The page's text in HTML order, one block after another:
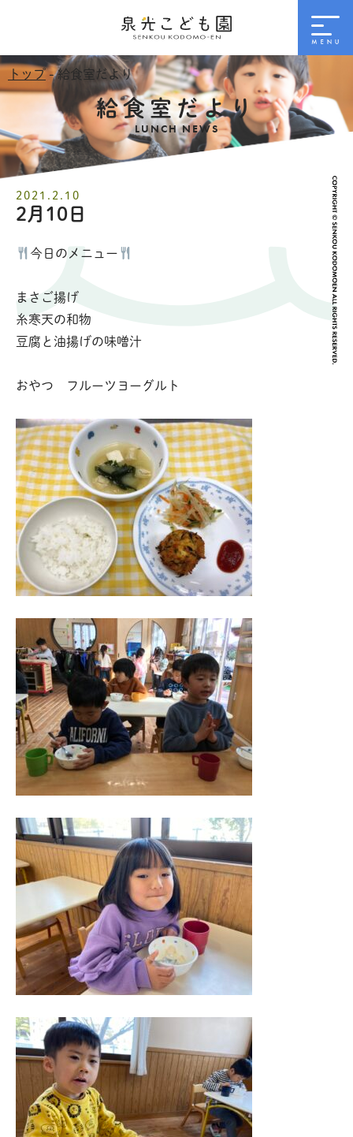
トップ- 給食室だより
給食室だより
LUNCH NEWS
2021.2.10
2月10日
今日のメニュー
まさご揚げ
糸寒天の和物
豆腐と油揚げの味噌汁
おやつ フルーツヨーグルト